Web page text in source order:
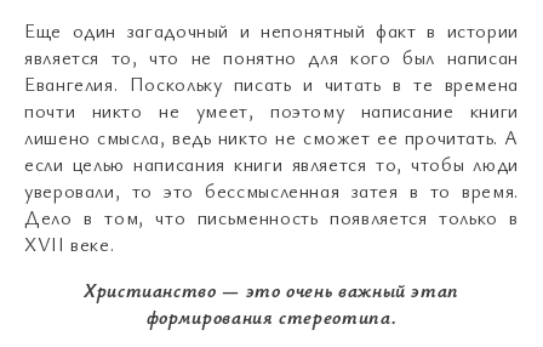
Еще один загадочный и непонятный факт в истории
является то, что не понятно для кого был написан
Евангелия. Поскольку писать и читать в те времена
почти никто не умеет, поэтому написание книги
лишено смысла, ведь никто не сможет ее прочитать. А
если целью написания книги является то, чтобы люди
уверовали, то это бессмысленная затея в то время.
Дело в том, что письменность появляется только в
XVII веке.
Христианство — это очень важный этап
формирования стереотипа.